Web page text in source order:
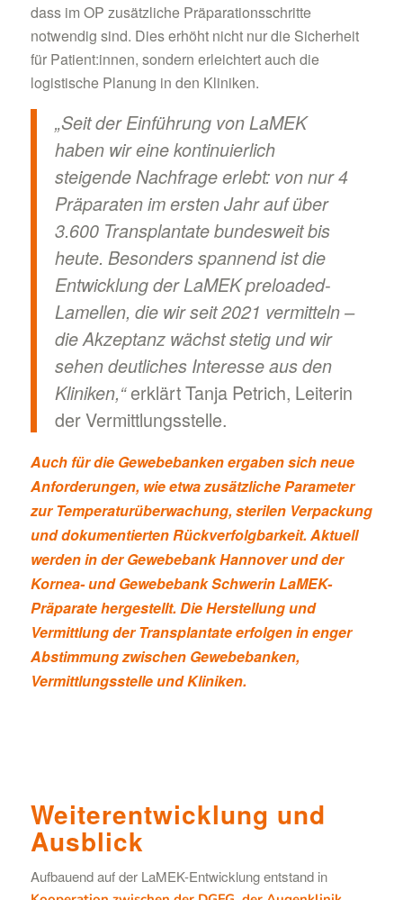
dass im OP zusätzliche Präparationsschritte
notwendig sind. Dies erhöht nicht nur die Sicherheit
für Patient:innen, sondern erleichtert auch die
logistische Planung in den Kliniken.
„Seit der Einführung von LaMEK
haben wir eine kontinuierlich
steigende Nachfrage erlebt: von nur 4
Präparaten im ersten Jahr auf über
3.600 Transplantate bundesweit bis
heute. Besonders spannend ist die
Entwicklung der LaMEK preloaded-
Lamellen, die wir seit 2021 vermitteln –
die Akzeptanz wächst stetig und wir
sehen deutliches Interesse aus den
Kliniken,“erklärt Tanja Petrich, Leiterin
der Vermittlungsstelle.
Auch für die Gewebebanken ergaben sich neue
Anforderungen, wie etwa zusätzliche Parameter
zur Temperaturüberwachung, sterilen Verpackung
und dokumentierten Rückverfolgbarkeit. Aktuell
werden in der Gewebebank Hannover und der
Kornea- und Gewebebank Schwerin LaMEK-
Präparate hergestellt. Die Herstellung und
Vermittlung der Transplantate erfolgen in enger
Abstimmung zwischen Gewebebanken,
Vermittlungsstelle und Kliniken.
Weiterentwicklung und
Ausblick
Aufbauend auf der LaMEK-Entwicklung entstand in